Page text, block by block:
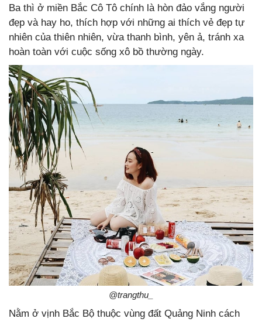
Ba thì ở miền Bắc Cô Tô chính là hòn đảo vắng người
đẹp và hay ho, thích hợp với những ai thích vẻ đẹp tự
nhiên của thiên nhiên, vừa thanh bình, yên ả, tránh xa
hoàn toàn với cuộc sống xô bồ thường ngày.
@trangthu_
Nằm ở vịnh Bắc Bộ thuộc vùng đất Quảng Ninh cách